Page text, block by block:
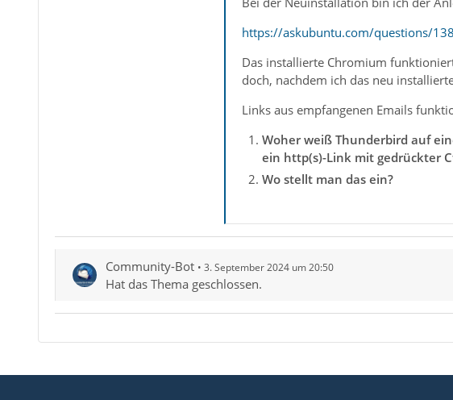
https://askubuntu.com/questions/
Das installierte Chromium
doch, nachdem ich das neu
Links aus empfangenen Emails
Woher weiß Thunderbird auf
ein http(s)-Link mit gedrückter
Wo stellt man das ein?
Community-Bot 3. September 2024 um 20:50
Hat das Thema geschlossen.